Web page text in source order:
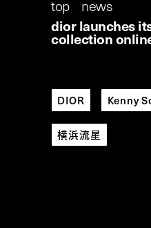
top/ news
dior launches
collection
DIOR Kenny
横浜流星